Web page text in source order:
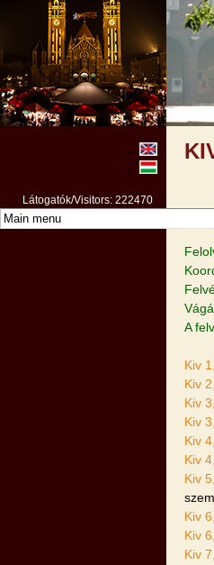
A
Kiv
Kiv
Kiv
Kiv
Kiv
Kiv
Kiv
Kiv
Kiv
Kiv
Látogatók/Visitors: 222470